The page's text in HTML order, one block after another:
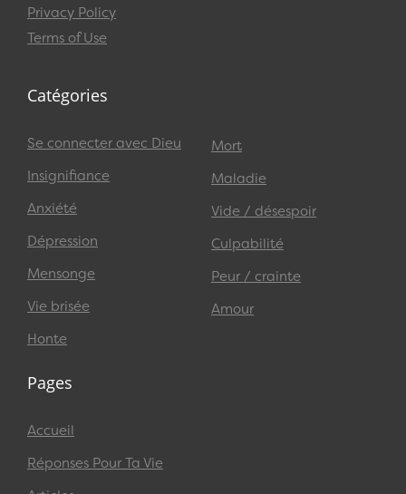
Privacy Policy
Terms of Use
Catégories
Se connecter avec Dieu
Insignifiance
Anxiété
Dépression
Mensonge
Vie brisée
Honte
Mort
Maladie
Vide / désespoir
Culpabilité
Peur / crainte
Amour
Pages
Accueil
Réponses Pour Ta Vie